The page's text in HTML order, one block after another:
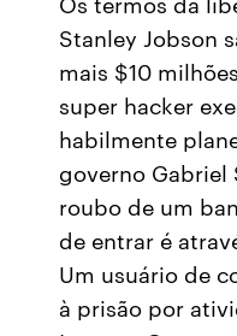
Stanley Jobson
mais $10
super hacker
habilmente
governo Gabriel
roubo de um
de entrar é
Um usuário de
à prisão por